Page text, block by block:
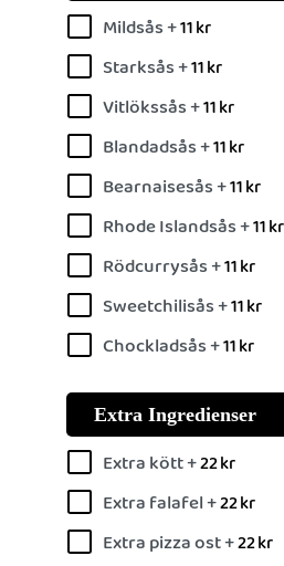
Mildsås +11kr
Starksås +11kr
Vitlökssås +11kr
Blandadsås +11kr
Bearnaisesås +11kr
Rhode Islandsås +11kr
Rödcurrysås +11kr
Sweetchilisås +11kr
Chockladsås +11kr
Extra Ingredienser
Extra kött +22kr
Extra falafel +22kr
Extra pizza ost +22kr